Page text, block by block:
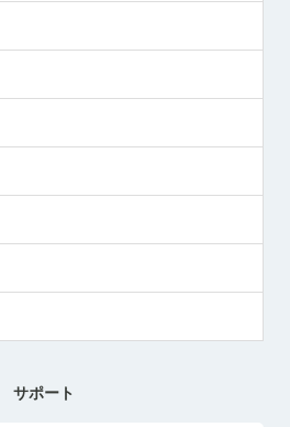
サポート